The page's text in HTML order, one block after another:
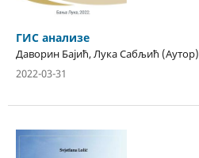
ГИС анализе
Даворин Бајић, Лука Сабљић (Аутор)
2022-03-31